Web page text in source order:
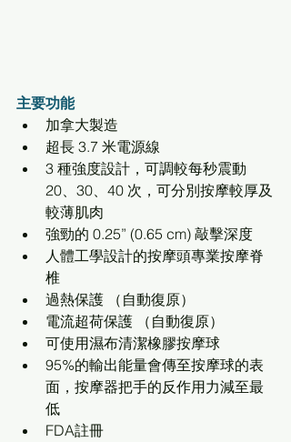
主要功能
加拿大製造
超長 3.7 米電源線
3 種強度設計，可調較每秒震動
20、30、40 次，可分別按摩較厚及
較薄肌肉
強勁的 0.25” (0.65 cm) 敲擊深度
人體工學設計的按摩頭專業按摩脊
椎
過熱保護 （自動復原）
電流超荷保護 （自動復原）
可使用濕布清潔橡膠按摩球
95%的輸出能量會傳至按摩球的表
面，按摩器把手的反作用力減至最
低
FDA註冊